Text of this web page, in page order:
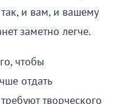
и вам, и вашему
заметно легче.
чтобы
отдать
творческого